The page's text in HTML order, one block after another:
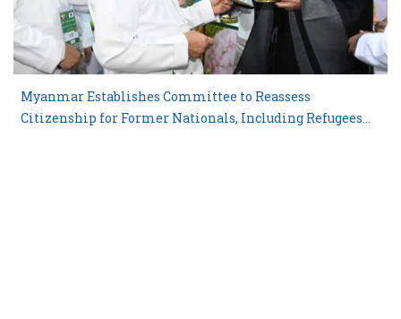
Myanmar Establishes Committee to Reassess
Citizenship for Former Nationals, Including Refugees